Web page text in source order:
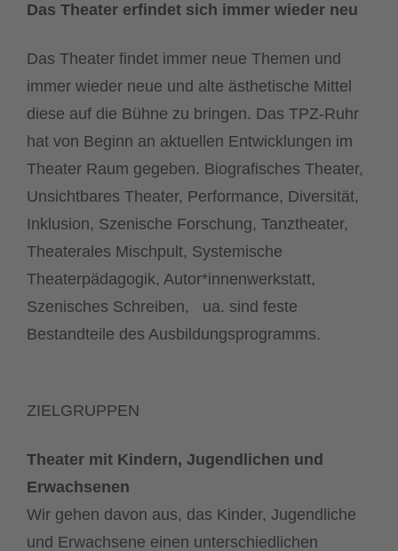
Das Theater erfindet sich immer wieder neu
Das Theater findet immer neue Themen und
immer wieder neue und alte ästhetische Mittel
diese auf die Bühne zu bringen. Das TPZ-Ruhr
hat von Beginn an aktuellen Entwicklungen im
Theater Raum gegeben. Biografisches Theater,
Unsichtbares Theater, Performance, Diversität,
Inklusion, Szenische Forschung, Tanztheater,
Theaterales Mischpult, Systemische
Theaterpädagogik, Autor*innenwerkstatt,
Szenisches Schreiben, ua. sind feste
Bestandteile des Ausbildungsprogramms.
ZIELGRUPPEN
Theater mit Kindern, Jugendlichen und
Erwachsenen
Wir gehen davon aus, das Kinder, Jugendliche
und Erwachsene einen unterschiedlichen